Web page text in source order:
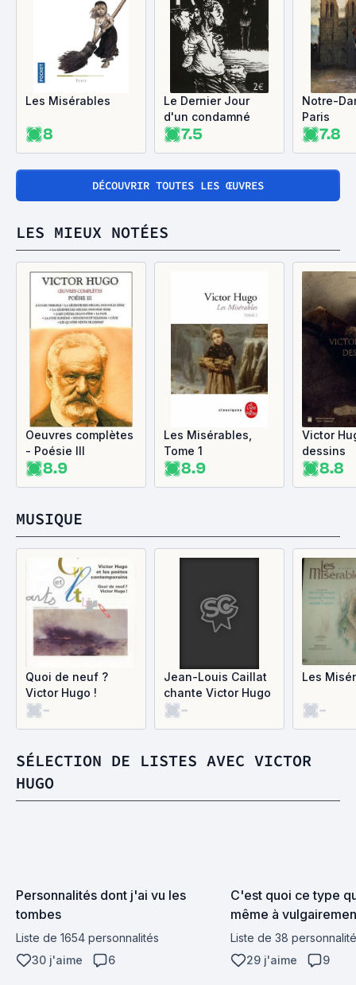
Les Misérables
8
Le Dernier Jour
d'un condamné
7.5
Notre-
Paris
7.8
DÉCOUVRIR TOUTES LES ŒUVRES
LES MIEUX NOTÉES
Oeuvres complètes
- Poésie III
8.9
Les Misérables,
Tome 1
8.9
Victor
dessins
8.8
MUSIQUE
Quoi de neuf ?
Victor Hugo !
-
Jean-Louis Caillat
chante Victor Hugo
-
Les
-
SÉLECTION DE LISTES AVEC VICTOR
HUGO
Personnalités dont j'ai vu les
tombes
Liste de 1654 personnalités
30 j'aime
6
C'est quoi ce type
même à
écrivains préférés ?
Liste de 38
29 j'aime
9